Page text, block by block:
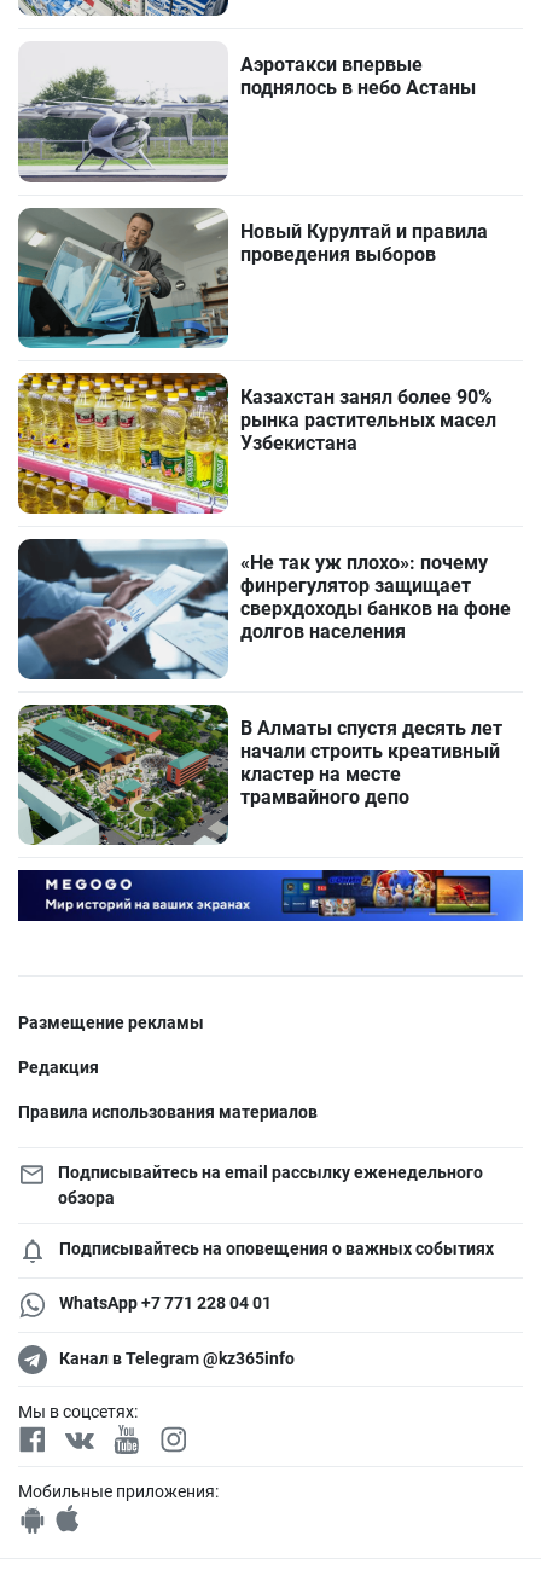
Аэротакси впервые
поднялось в небо Астаны
Новый Курултай и правила
проведения выборов
Казахстан занял более 90%
рынка растительных масел
Узбекистана
«Не так уж плохо»: почему
финрегулятор защищает
сверхдоходы банков на фоне
долгов населения
В Алматы спустя десять лет
начали строить креативный
кластер на месте
трамвайного депо
Размещение рекламы
Редакция
Правила использования материалов
Подписывайтесь на email рассылку еженедельного
обзора
Подписывайтесь на оповещения о важных событиях
WhatsApp +7 771 228 04 01
Канал в Telegram @kz365info
Мы в соцсетях:
Мобильные приложения: